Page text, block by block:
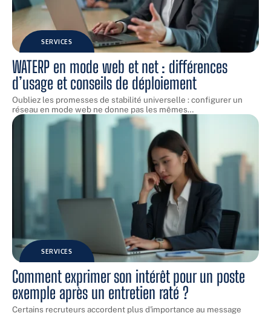
SERVICES
WATERP en mode web et net : différences
d’usage et conseils de déploiement
Oubliez les promesses de stabilité universelle : configurer un
réseau en mode web ne donne pas les mêmes…
SERVICES
Comment exprimer son intérêt pour un poste
exemple après un entretien raté ?
Certains recruteurs accordent plus d'importance au message